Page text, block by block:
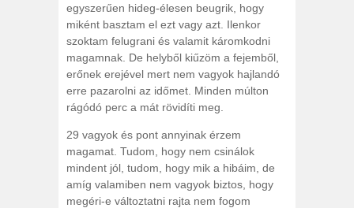
egyszerűen hideg-élesen beugrik, hogy
miként basztam el ezt vagy azt. Ilenkor
szoktam felugrani és valamit káromkodni
magamnak. De helyből kiűzöm a fejemből,
erőnek erejével mert nem vagyok hajlandó
erre pazarolni az időmet. Minden múlton
rágódó perc a mát rövidíti meg.
29 vagyok és pont annyinak érzem
magamat. Tudom, hogy nem csinálok
mindent jól, tudom, hogy mik a hibáim, de
amíg valamiben nem vagyok biztos, hogy
megéri-e változtatni rajta nem fogom